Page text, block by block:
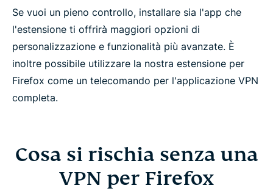
Se vuoi un pieno controllo, installare sia l'app che
l'estensione ti offrirà maggiori opzioni di
personalizzazione e funzionalità più avanzate. È
inoltre possibile utilizzare la nostra estensione per
Firefox come un telecomando per l'applicazione VPN
completa.
Cosa si rischia senza una
VPN per Firefox